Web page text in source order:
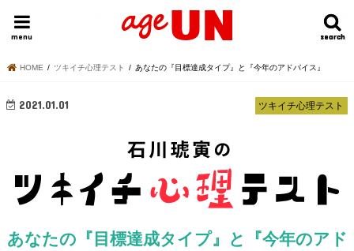
search
search
menu
HOME 今日の運勢ランキング 明日の運勢ランキング 今週の運勢
HOME ツキイチ心理テスト あなたの『目標達成タイプ』と『今年のアドバイス』
ツキイチ心理テスト
2021.01.01
あなたの『目標達成タイプ』と『今年のアド